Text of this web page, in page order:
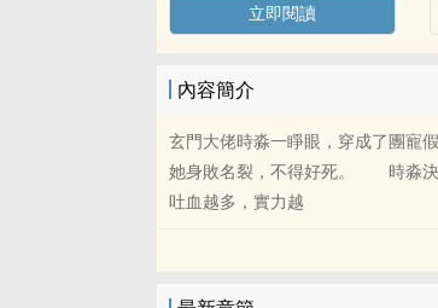
立即閱讀
內容簡介
玄門大佬時淼一睜眼，穿成了團寵
她身敗名裂，不得好死。 時淼決
吐血越多，實力越